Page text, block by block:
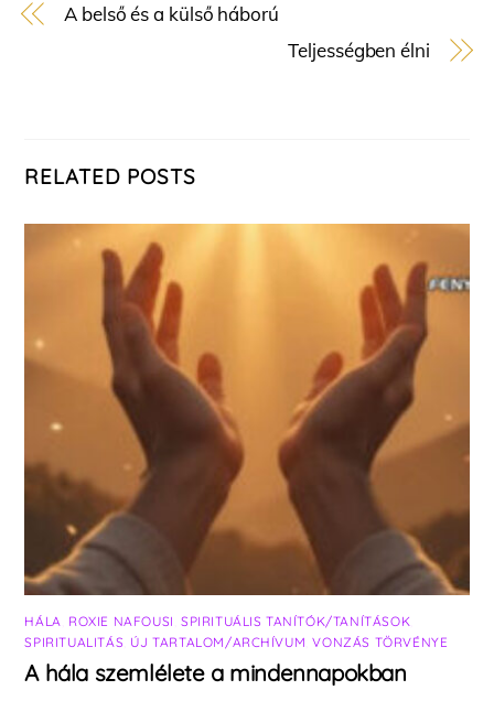
A belső és a külső háború
Teljességben élni
RELATED POSTS
HÁLA ROXIE NAFOUSI SPIRITUÁLIS TANÍTÓK/TANÍTÁSOK
SPIRITUALITÁS ÚJ TARTALOM/ARCHÍVUM ,VONZÁS TÖRVÉNYE
A hála szemlélete a mindennapokban